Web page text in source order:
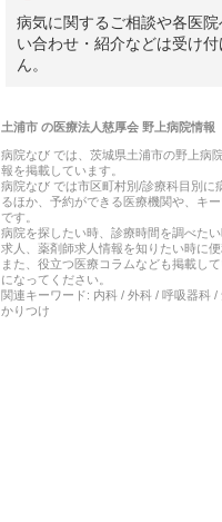
病気に関するご相談や各医
い合わせ・紹介などは受け
ん。
土浦市の医療法人慈厚会 野上病院情報
病院なび では、 茨城県土浦市の野上病
報を掲載しています。
病院なび では市区町村別/診療科目別に
るほか、予約ができる医療機関や、キ
です。
病院を探したい時、診療時間を調べた
求人、薬剤師求人情報を知りたい時に便
また、役立つ医療コラムなども掲載し
になってください。
関連キーワード: 内科 / 外科 / 呼吸器科
かりつけ